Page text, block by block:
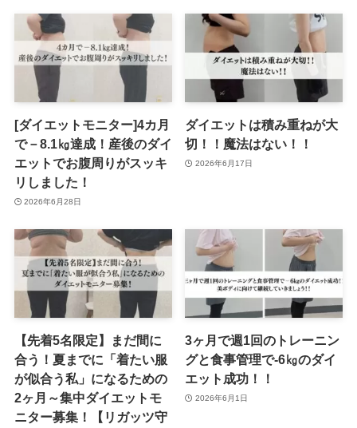
[ダイエットモニター]4カ月
で－8.1㎏達成！産後のダイ
エットでお腹周りがスッキ
リしました！
2026年6月28日
ダイエットは積み重ねが大
切！！魔法はない！！
2026年6月17日
【先着5名限定】まだ間に
合う！夏までに「着たい服
が似合う私」になるための
2ヶ月～集中ダイエットモ
ニター募集！【リガッツ守
3ヶ月で週1回のトレーニン
グと食事管理で-6㎏のダイ
エット成功！！
2026年6月1日